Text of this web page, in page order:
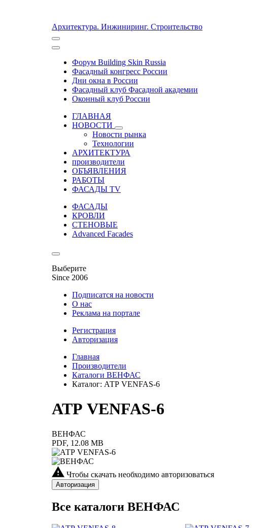
Архитектура. Инжиниринг. Строительство
Форум Building Skin Russia
Фасадный конгресс России
Дни окна в России
Фасадный клуб Фасадной академии
Оконный клуб России
ГЛАВНАЯ
НОВОСТИ
Новости рынка
Технологии
АРХИТЕКТУРА
производители
ОБЪЯВЛЕНИЯ
РАБОТЫ
ФАСАДЫ TV
ФАСАДЫ
КРОВЛИ
СТЕНОВЫЕ
Advanced Facades
Выберите
Since 2006
Подписатся на новости
О нас
Реклама на портале
Регистрация
Авторизация
Главная
Производители
Каталоги ВЕНФАС
Каталог: АТР VENFAS-6
АТР VENFAS-6
ВЕНФАС
PDF, 12.08 MB
Чтобы скачать необходимо авторизоваться
Авторизация
Все каталоги ВЕНФАС